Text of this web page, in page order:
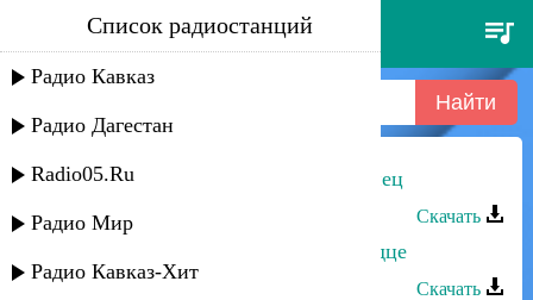
руслан рамазанов - я и ты
Список радиостанций
Радио Кавказ
Радио Дагестан
Radio05.Ru
Радио Мир
Радио Кавказ-Хит
Руслан Рамазанов - Я Лакец-кулинец
Скачать
Руслан Рамазанов - Ты в моем сердце
Скачать